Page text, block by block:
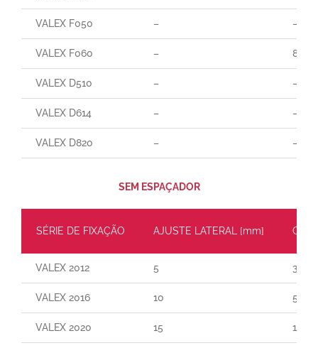
VALEX F050 – –
VALEX F060 – 85
VALEX D510 – –
VALEX D614 – –
VALEX D820 – –
SEM ESPAÇADOR
SÉRIE DE FIXAÇÃO AJUSTE LATERAL [mm]
VALEX 2012 5 30
VALEX 2016 10 55
VALEX 2020 15 110